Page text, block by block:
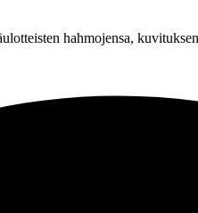
hahmojensa,